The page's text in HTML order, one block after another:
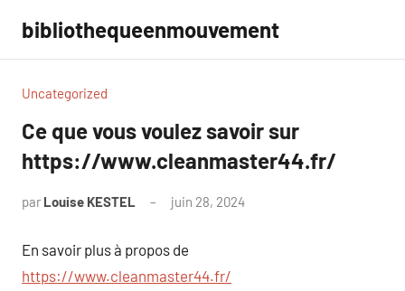
contenu
bibliothequeenmouvement
Uncategorized
Ce que vous voulez savoir sur
https://www.cleanmaster44.fr/
par Louise KESTEL juin 28, 2024
En savoir plus à propos de
https://www.cleanmaster44.fr/